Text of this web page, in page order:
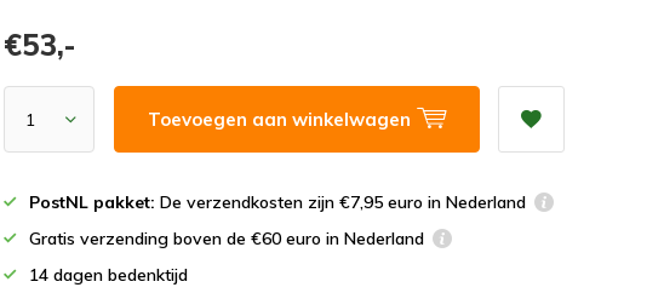
€53,-
Toevoegen aan winkelwagen
PostNL pakket: De verzendkosten zijn €7,95 euro in Nederland
Gratis verzending boven de €60 euro in Nederland
14 dagen bedenktijd